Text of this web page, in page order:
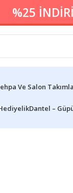
%25
Ve Salon
Dantel –